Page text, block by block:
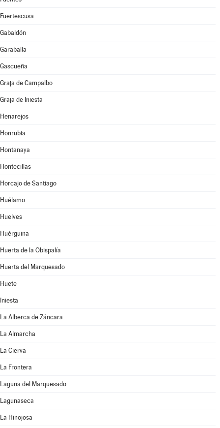
Fuertescusa
Gabaldón
Garaballa
Gascueña
Graja de Campalbo
Graja de Iniesta
Henarejos
Honrubia
Hontanaya
Hontecillas
Horcajo de Santiago
Huélamo
Huelves
Huérguina
Huerta de la Obispalía
Huerta del Marquesado
Huete
Iniesta
La Alberca de Záncara
La Almarcha
La Cierva
La Frontera
Laguna del Marquesado
Lagunaseca
La Hinojosa